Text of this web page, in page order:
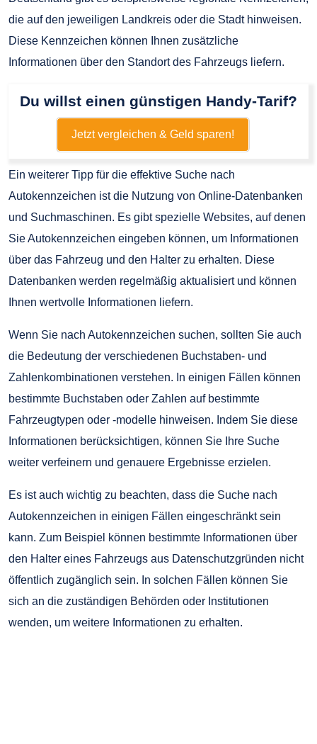
die auf den jeweiligen Landkreis oder die Stadt hinweisen.
Diese Kennzeichen können Ihnen zusätzliche
Informationen über den Standort des Fahrzeugs liefern.
Du willst einen günstigen Handy-Tarif?
Jetzt vergleichen & Geld sparen!
Ein weiterer Tipp für die effektive Suche nach
Autokennzeichen ist die Nutzung von Online-Datenbanken
und Suchmaschinen. Es gibt spezielle Websites, auf denen
Sie Autokennzeichen eingeben können, um Informationen
über das Fahrzeug und den Halter zu erhalten. Diese
Datenbanken werden regelmäßig aktualisiert und können
Ihnen wertvolle Informationen liefern.
Wenn Sie nach Autokennzeichen suchen, sollten Sie auch
die Bedeutung der verschiedenen Buchstaben- und
Zahlenkombinationen verstehen. In einigen Fällen können
bestimmte Buchstaben oder Zahlen auf bestimmte
Fahrzeugtypen oder -modelle hinweisen. Indem Sie diese
Informationen berücksichtigen, können Sie Ihre Suche
weiter verfeinern und genauere Ergebnisse erzielen.
Es ist auch wichtig zu beachten, dass die Suche nach
Autokennzeichen in einigen Fällen eingeschränkt sein
kann. Zum Beispiel können bestimmte Informationen über
den Halter eines Fahrzeugs aus Datenschutzgründen nicht
öffentlich zugänglich sein. In solchen Fällen können Sie
sich an die zuständigen Behörden oder Institutionen
wenden, um weitere Informationen zu erhalten.